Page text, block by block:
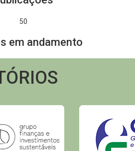
50
em andamento